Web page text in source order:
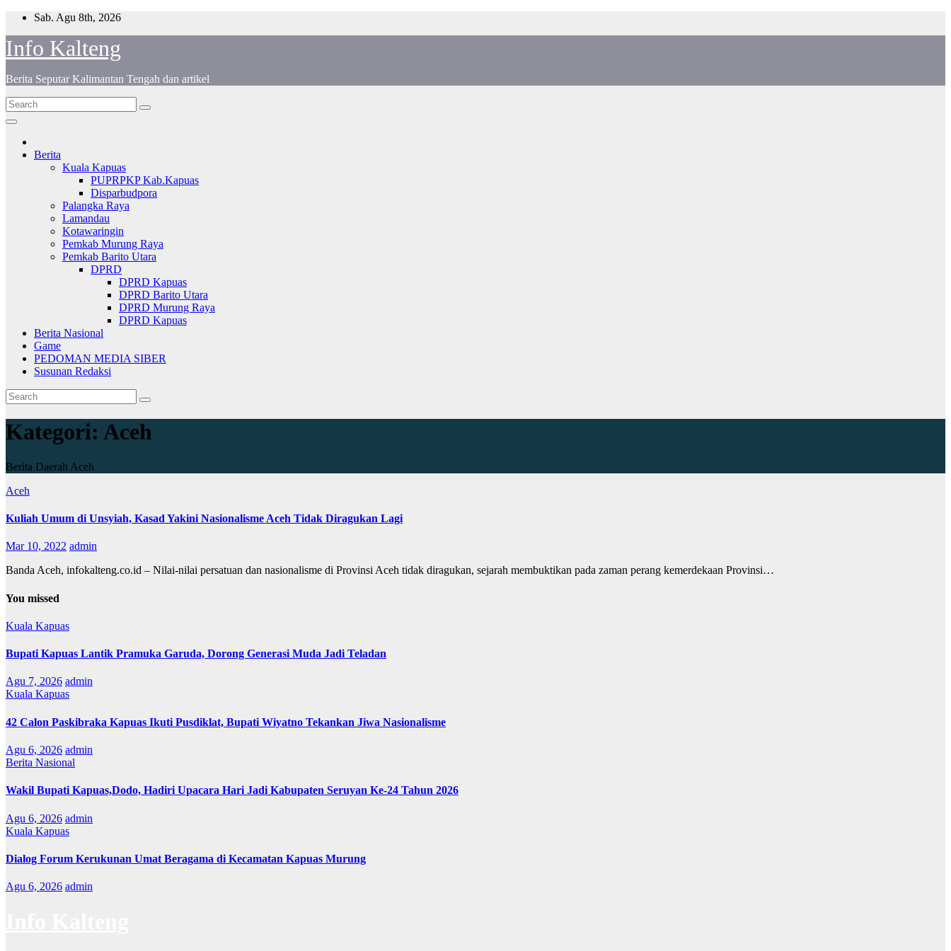
Skip
content
Sab. Agu 8th, 2026
Info Kalteng
Berita Seputar Kalimantan Tengah dan artikel
Berita
Kuala Kapuas
PUPRPKP Kab.Kapuas
Disparbudpora
Palangka Raya
Lamandau
Kotawaringin
Pemkab Murung Raya
Pemkab Barito Utara
DPRD
DPRD Kapuas
DPRD Barito Utara
DPRD Murung Raya
DPRD Kapuas
Berita Nasional
Game
PEDOMAN MEDIA SIBER
Susunan Redaksi
Kategori: Aceh
Berita Daerah Aceh
Aceh
Kuliah Umum di Unsyiah, Kasad Yakini Nasionalisme Aceh Tidak Diragukan Lagi
Mar 10, 2022 admin
Banda Aceh, infokalteng.co.id – Nilai-nilai persatuan dan nasionalisme di Provinsi Aceh tidak diragukan, sejarah membuktikan pada zaman perang kemerdekaan Provinsi…
You missed
Kuala Kapuas
Bupati Kapuas Lantik Pramuka Garuda, Dorong Generasi Muda Jadi Teladan
Agu 7, 2026 admin
Kuala Kapuas
42 Calon Paskibraka Kapuas Ikuti Pusdiklat, Bupati Wiyatno Tekankan Jiwa Nasionalisme
Agu 6, 2026 admin
Berita Nasional
Wakil Bupati Kapuas,Dodo, Hadiri Upacara Hari Jadi Kabupaten Seruyan Ke-24 Tahun 2026
Agu 6, 2026 admin
Kuala Kapuas
Dialog Forum Kerukunan Umat Beragama di Kecamatan Kapuas Murung
Agu 6, 2026 admin